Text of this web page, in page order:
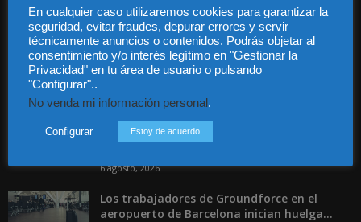
Incluso más noticias
responsabilidades penales por una
prevención deficiente...
6 agosto, 2026
Los trabajadores de Groundforce en el
aeropuerto de Barcelona inician huelga...
En cualquier caso utilizaremos cookies para garantizar la
seguridad, evitar fraudes, depurar errores y servir
técnicamente anuncios o contenidos. Podrás objetar al
consentimiento y/o interés legítimo en "Gestionar la
Privacidad" en tu área de usuario o pulsando
"Configurar"..
No venda mi información personal.
Configurar Estoy de acuerdo